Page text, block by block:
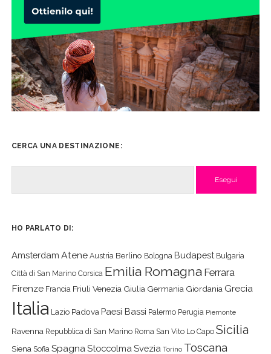
CERCA UNA DESTINAZIONE:
HO PARLATO DI:
Amsterdam Atene Austria Berlino Bologna Budapest Bulgaria
Città di San Marino Corsica Emilia Romagna Ferrara
Firenze Francia Friuli Venezia Giulia Germania Giordania Grecia
Italia Lazio Padova Paesi Bassi Palermo Perugia Piemonte
Ravenna Repubblica di San Marino Roma San Vito Lo Capo Sicilia
Siena Sofia SpagnaStoccolma Svezia Torino Toscana